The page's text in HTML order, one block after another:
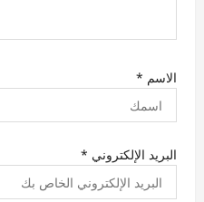
الاسم *
البريد الإلكتروني *